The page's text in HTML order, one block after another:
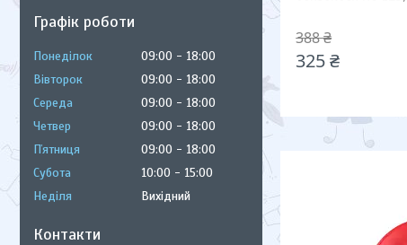
388 ₴
325 ₴
Графік роботи
Понеділок 09:00
18:00
Вівторок
09:00
18:00
Середа
09:00
18:00
Четвер
09:00
18:00
Пʼятниця
09:00
18:00
Субота
10:00
15:00
Неділя
Вихідний
Контакти